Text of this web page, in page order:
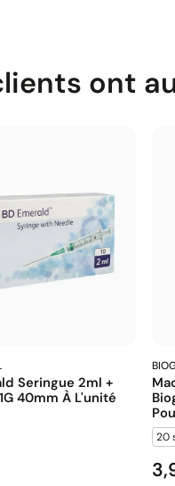
ont
Seringue 2ml +
40mm À L'unité
20
Prix